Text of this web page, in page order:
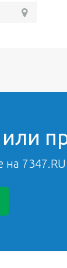
на 7347.RU